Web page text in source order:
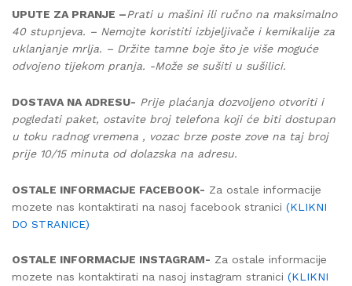
UPUTE ZA PRANJE –Prati u mašini ili ručno na maksimalno
40 stupnjeva. – Nemojte koristiti izbjeljivače i kemikalije za
uklanjanje mrlja. – Držite tamne boje što je više moguće
odvojeno tijekom pranja. -Može se sušiti u sušilici.
DOSTAVA NA ADRESU- Prije plaćanja dozvoljeno otvoriti i
pogledati paket, ostavite broj telefona koji će biti dostupan
u toku radnog vremena , vozac brze poste zove na taj broj
prije 10/15 minuta od dolazska na adresu.
OSTALE INFORMACIJE FACEBOOK- Za ostale informacije
mozete nas kontaktirati na nasoj facebook stranici (KLIKNI
DO STRANICE)
OSTALE INFORMACIJE INSTAGRAM- Za ostale informacije
mozete nas kontaktirati na nasoj instagram stranici (KLIKNI